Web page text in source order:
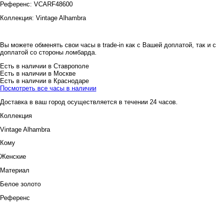
Референс: VCARF48600
Коллекция: Vintage Alhambra
Вы можете обменять свои часы в trade-in как с Вашей доплатой, так и с
доплатой со стороны ломбарда.
Есть в наличии в Ставрополе
Есть в наличии в Москве
Есть в наличии в Краснодаре
Посмотреть все часы в наличии
Доставка в ваш город осуществляется в течении 24 часов.
Коллекция
Vintage Alhambra
Кому
Женские
Материал
Белое золото
Референс